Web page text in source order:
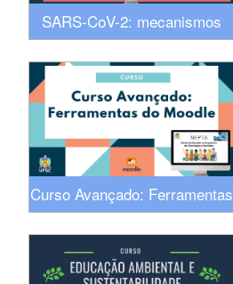
SARS-CoV-2: mecanismos
patogênicos, virologia e
perspectivas em Química
Curso Avançado: Ferramentas
do Moodle